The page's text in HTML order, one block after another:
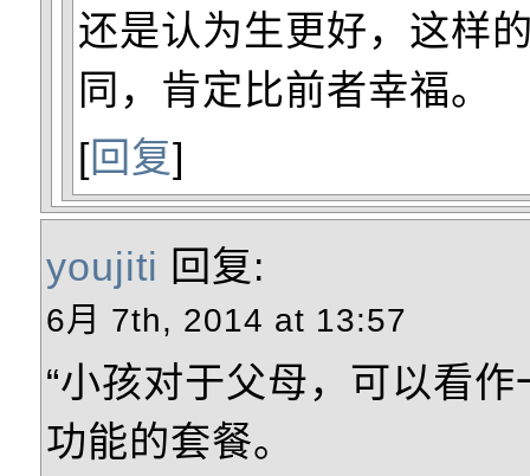
还是认为生更好，这样
同，肯定比前者幸福。
[回复]
youjiti 回复:
6月 7th, 2014 at 13:57
“小孩对于父母，可以看
功能的套餐。